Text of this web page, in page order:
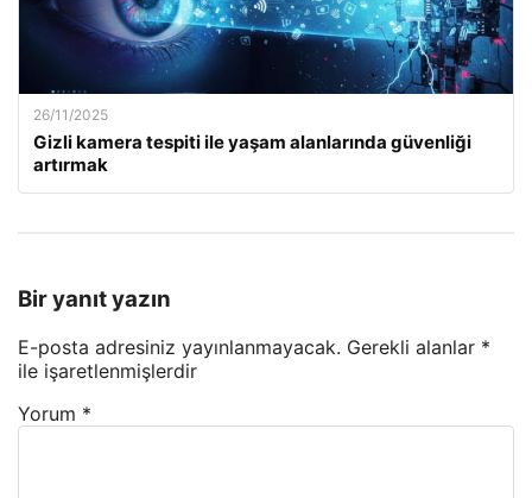
26/11/2025
Gizli kamera tespiti ile yaşam alanlarında güvenliği
artırmak
Bir yanıt yazın
E-posta adresiniz yayınlanmayacak. Gerekli alanlar *
ile işaretlenmişlerdir
Yorum *